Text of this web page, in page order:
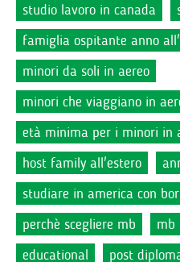
studio lavoro in canada
famiglia ospitante anno
minori da soli in aereo
minori che viaggiano in
età minima per i minori in
host family all'estero
studiare in america con
perchè scegliere mb
mb
educational
post